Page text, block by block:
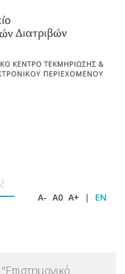
A- A0 A+ | EN
"Επιστημονικό